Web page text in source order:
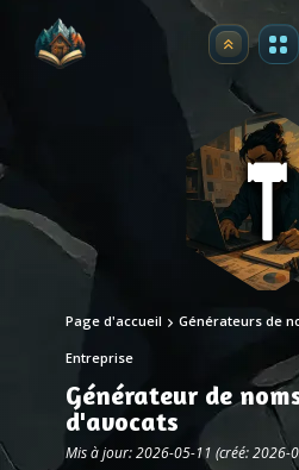
Premium
Page d'accueil Générateurs de
Entreprise
Générateur de
d'avocats
Mis à jour: 2026-05-11 (créé: 2026-